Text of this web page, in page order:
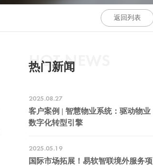
返回列表
HOT NEWS
热门新闻
2025.08.27
客户案例 | 智慧物业系统：驱动物业
数字化转型引擎
2025.05.19
国际市场拓展！易软智联境外服务项